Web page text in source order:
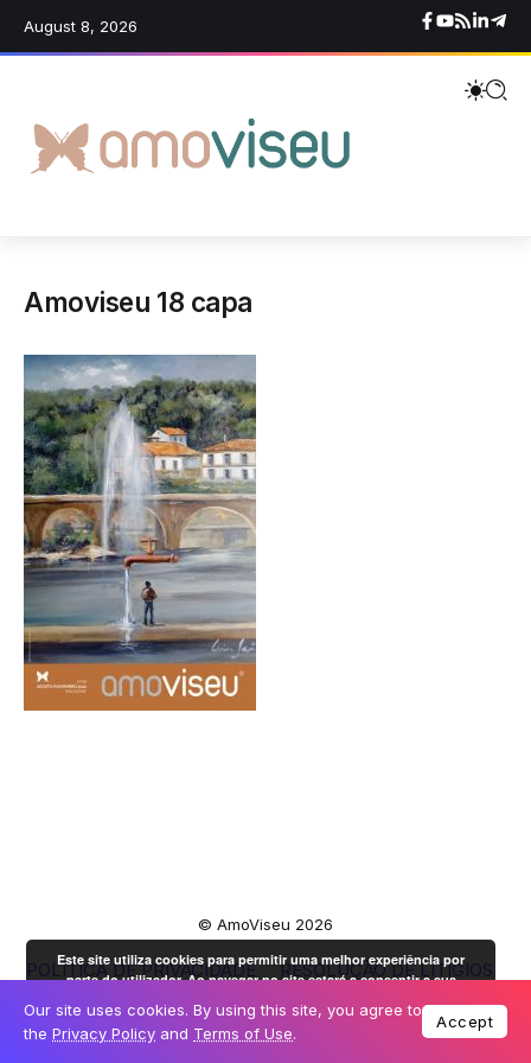
August 8, 2026
Amoviseu 18 capa
© AmoViseu 2026
POLÍTICA DE PRIVACIDADE
RESOLUÇÃO DE LITÍGIOS
Our site uses cookies. By using this site, you agree to
the Privacy Policy and Terms of Use.
Accept
Este site utiliza cookies para permitir uma melhor experiência por
parte do utilizador. Ao navegar no site estará a consentir a sua
utilização.Mais informação OK